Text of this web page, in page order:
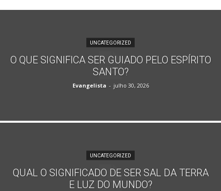
UNCATEGORIZED
O QUE SIGNIFICA SER GUIADO PELO ESPÍRITO
SANTO?
Evangelista - julho 30, 2026
UNCATEGORIZED
QUAL O SIGNIFICADO DE SER SAL DA TERRA
E LUZ DO MUNDO?